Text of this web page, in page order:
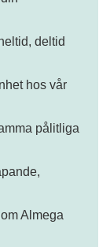
deltid
hos vår
pålitliga
Almega